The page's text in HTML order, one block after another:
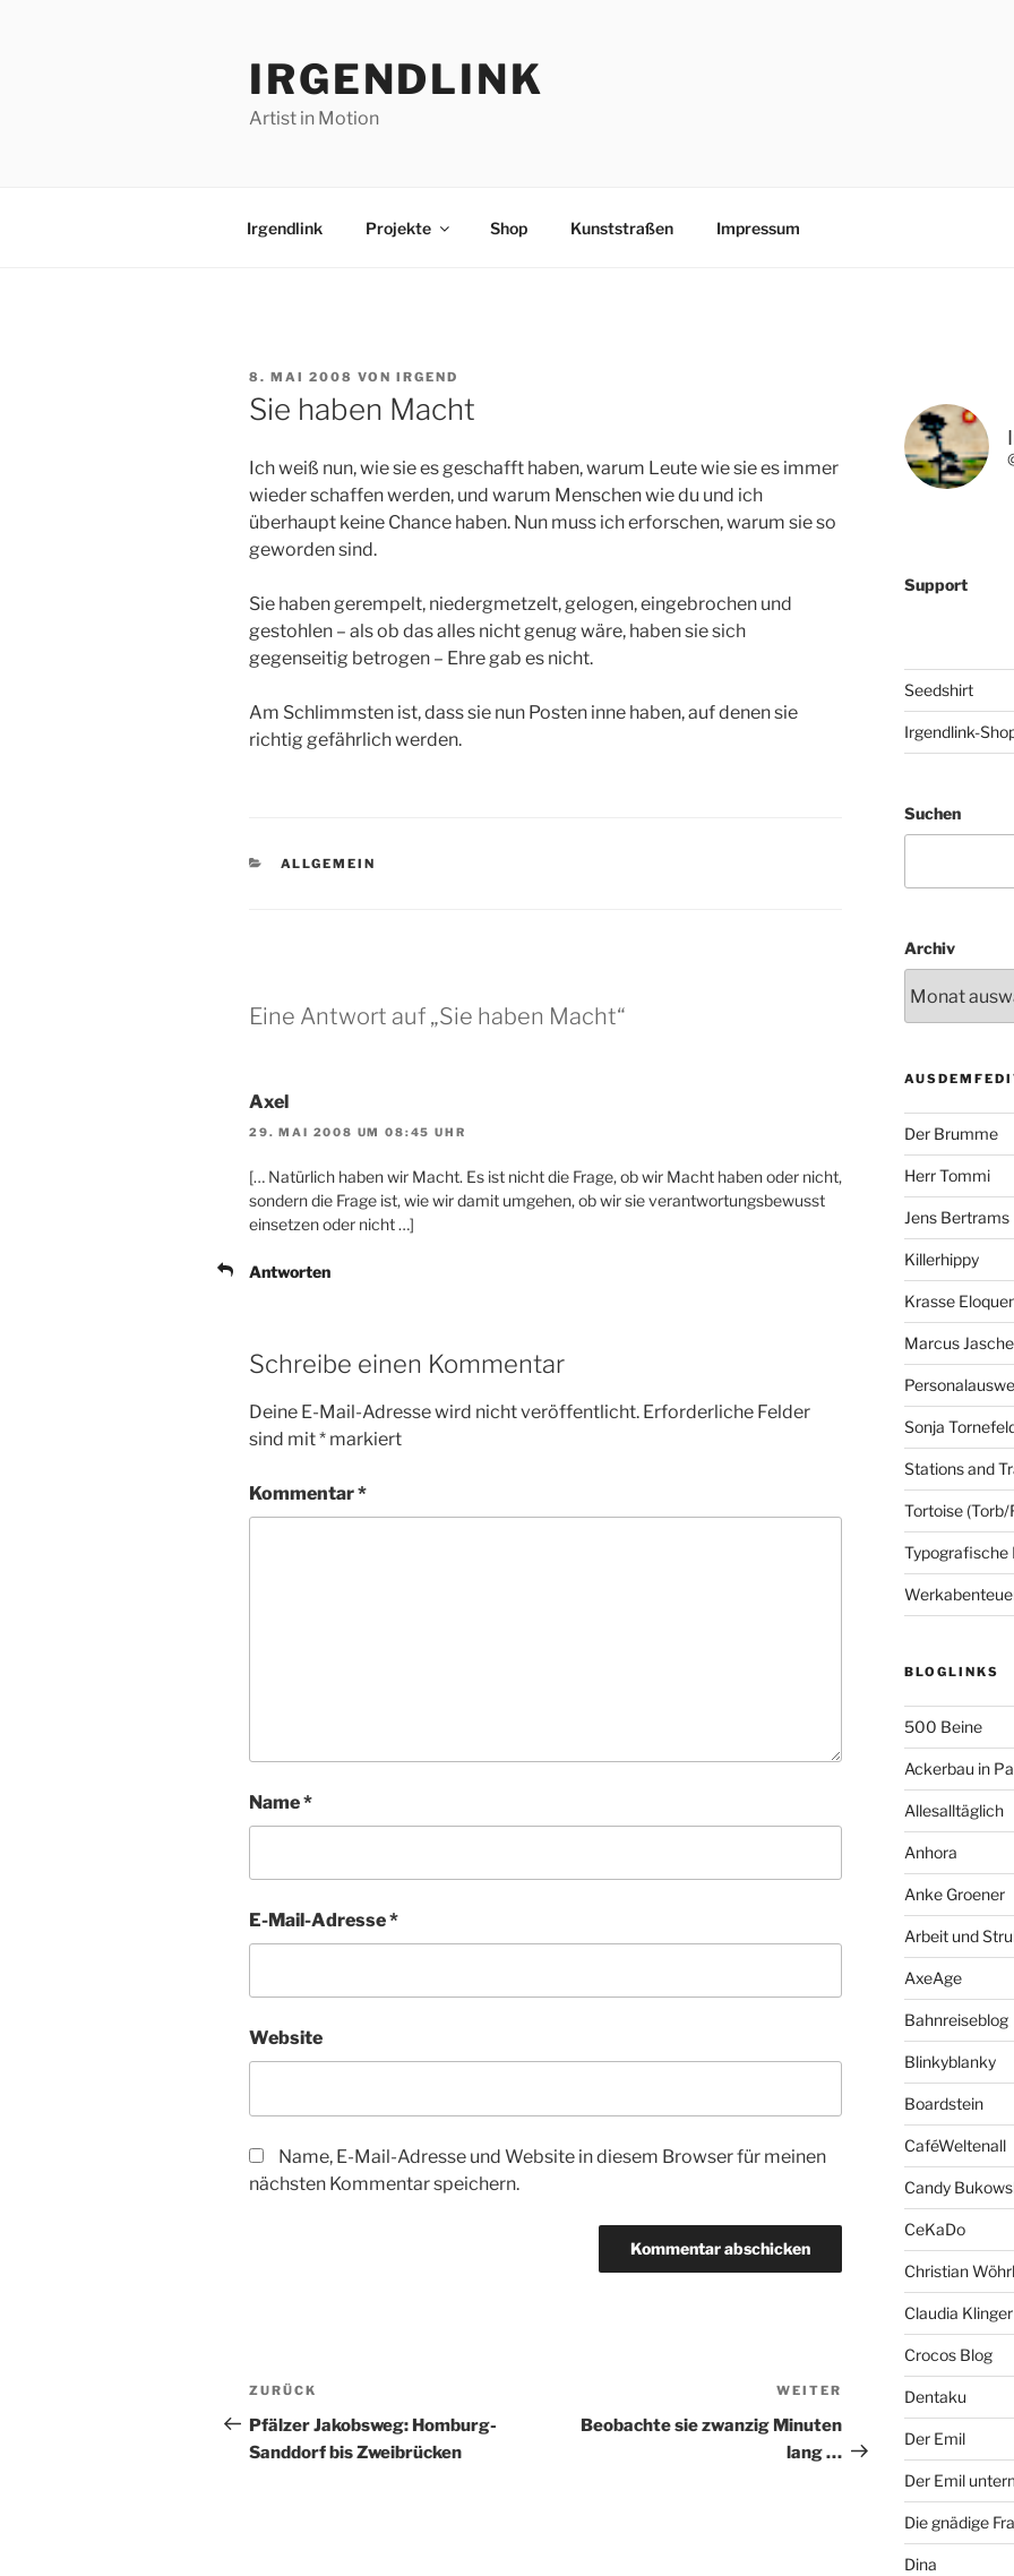
IRGENDLINK
Artist in Motion
Irgendlink Projekte Shop Kunststraßen Impressum
VERÖFFENTLICHT
AM
8. MAI 2008 VON IRGEND
Sie haben Macht
Ich weiß nun, wie sie es geschafft haben, warum Leute wie sie es immer
wieder schaffen werden, und warum Menschen wie du und ich
überhaupt keine Chance haben. Nun muss ich erforschen, warum sie so
geworden sind.
Sie haben gerempelt, niedergmetzelt, gelogen, eingebrochen und
gestohlen – als ob das alles nicht genug wäre, haben sie sich
gegenseitig betrogen – Ehre gab es nicht.
Am Schlimmsten ist, dass sie nun Posten inne haben, auf denen sie
richtig gefährlich werden.
KATEGORIEN
ALLGEMEIN
Eine Antwort auf „Sie haben Macht“
Axel
29. MAI 2008 UM 08:45 UHR
[… Natürlich haben wir Macht. Es ist nicht die Frage, ob wir Macht haben oder nicht,
sondern die Frage ist, wie wir damit umgehen, ob wir sie verantwortungsbewusst
einsetzen oder nicht …]
Antworten
Schreibe einen Kommentar
Deine E-Mail-Adresse wird nicht veröffentlicht. Erforderliche Felder
sind mit* markiert
Kommentar*
Name*
E-Mail-Adresse*
Website
Name, E-Mail-Adresse und Website in diesem Browser für meinen
nächsten Kommentar speichern.
Beitragsnavigation
Vorheriger
Beitrag
ZURÜCK
Pfälzer Jakobsweg: Homburg-
Sanddorf bis Zweibrücken
Nächster
Beitrag
WEITER
Beobachte sie zwanzig Minuten
lang …
Support
Seedshirt
Irgendlink-
Suchen
Archiv
Der Brumme
Herr Tommi
Jens Bertrams
Killerhippy
Krasse
Marcus
Sonja
Stations and
Tortoise (Torb/
Typografische
BLOGLINKS
500 Beine
Ackerbau in
Allesalltäglich
Anhora
Anke Groener
Arbeit und
AxeAge
Bahnreiseblog
Blinkyblanky
Boardstein
CaféWeltenall
Candy
CeKaDo
Christian Wöhrl
Claudia Klinger
Crocos Blog
Dentaku
Der Emil
Der Emil
Die gnädige
Dina